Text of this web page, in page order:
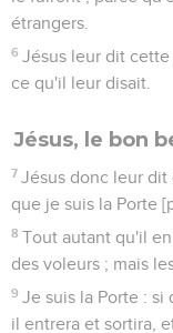
étrangers.
6 Jésus leur dit
ce qu'il leur disait.
Jésus, le bon
7 Jésus donc leur dit
que je suis la Porte
8 Tout autant qu'il
des voleurs ; mais
9 Je suis la Porte :
il entrera et sortira,